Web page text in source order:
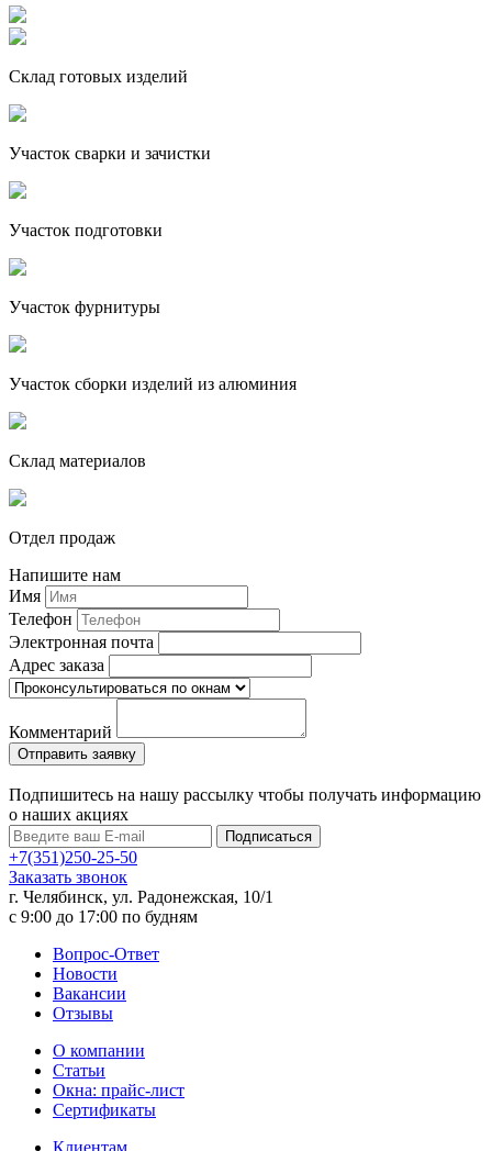
Склад готовых изделий
Участок сварки и зачистки
Участок подготовки
Участок фурнитуры
Участок сборки изделий из алюминия
Склад материалов
Отдел продаж
Напишите нам
Имя
Телефон
Электронная почта
Адрес заказа
Комментарий
Подпишитесь на нашу рассылку чтобы получать информацию
о наших акциях
Подписаться
+7(351)250-25-50
Заказать звонок
г. Челябинск, ул. Радонежская, 10/1
c 9:00 до 17:00 по будням
Вопрос-Ответ
Новости
Вакансии
Отзывы
О компании
Статьи
Окна: прайс-лист
Сертификаты
Клиентам